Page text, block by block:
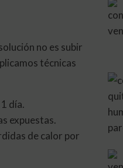
no es subir
técnicas
día.
expuestas.
de calor por